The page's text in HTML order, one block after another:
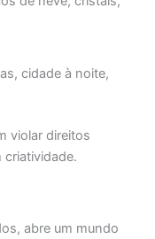
cidade à noite,
violar direitos
abre um mundo